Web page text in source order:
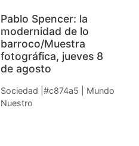
Pablo Spencer: la
modernidad de lo
barroco/Muestra
fotográfica, jueves 8
de agosto
Sociedad |#c874a5 | Mundo
Nuestro